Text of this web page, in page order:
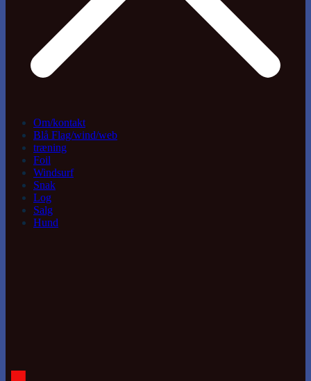
Om/kontakt
Blå Flag/wind/web
træning
Foil
Windsurf
Snak
Log
Salg
Hund